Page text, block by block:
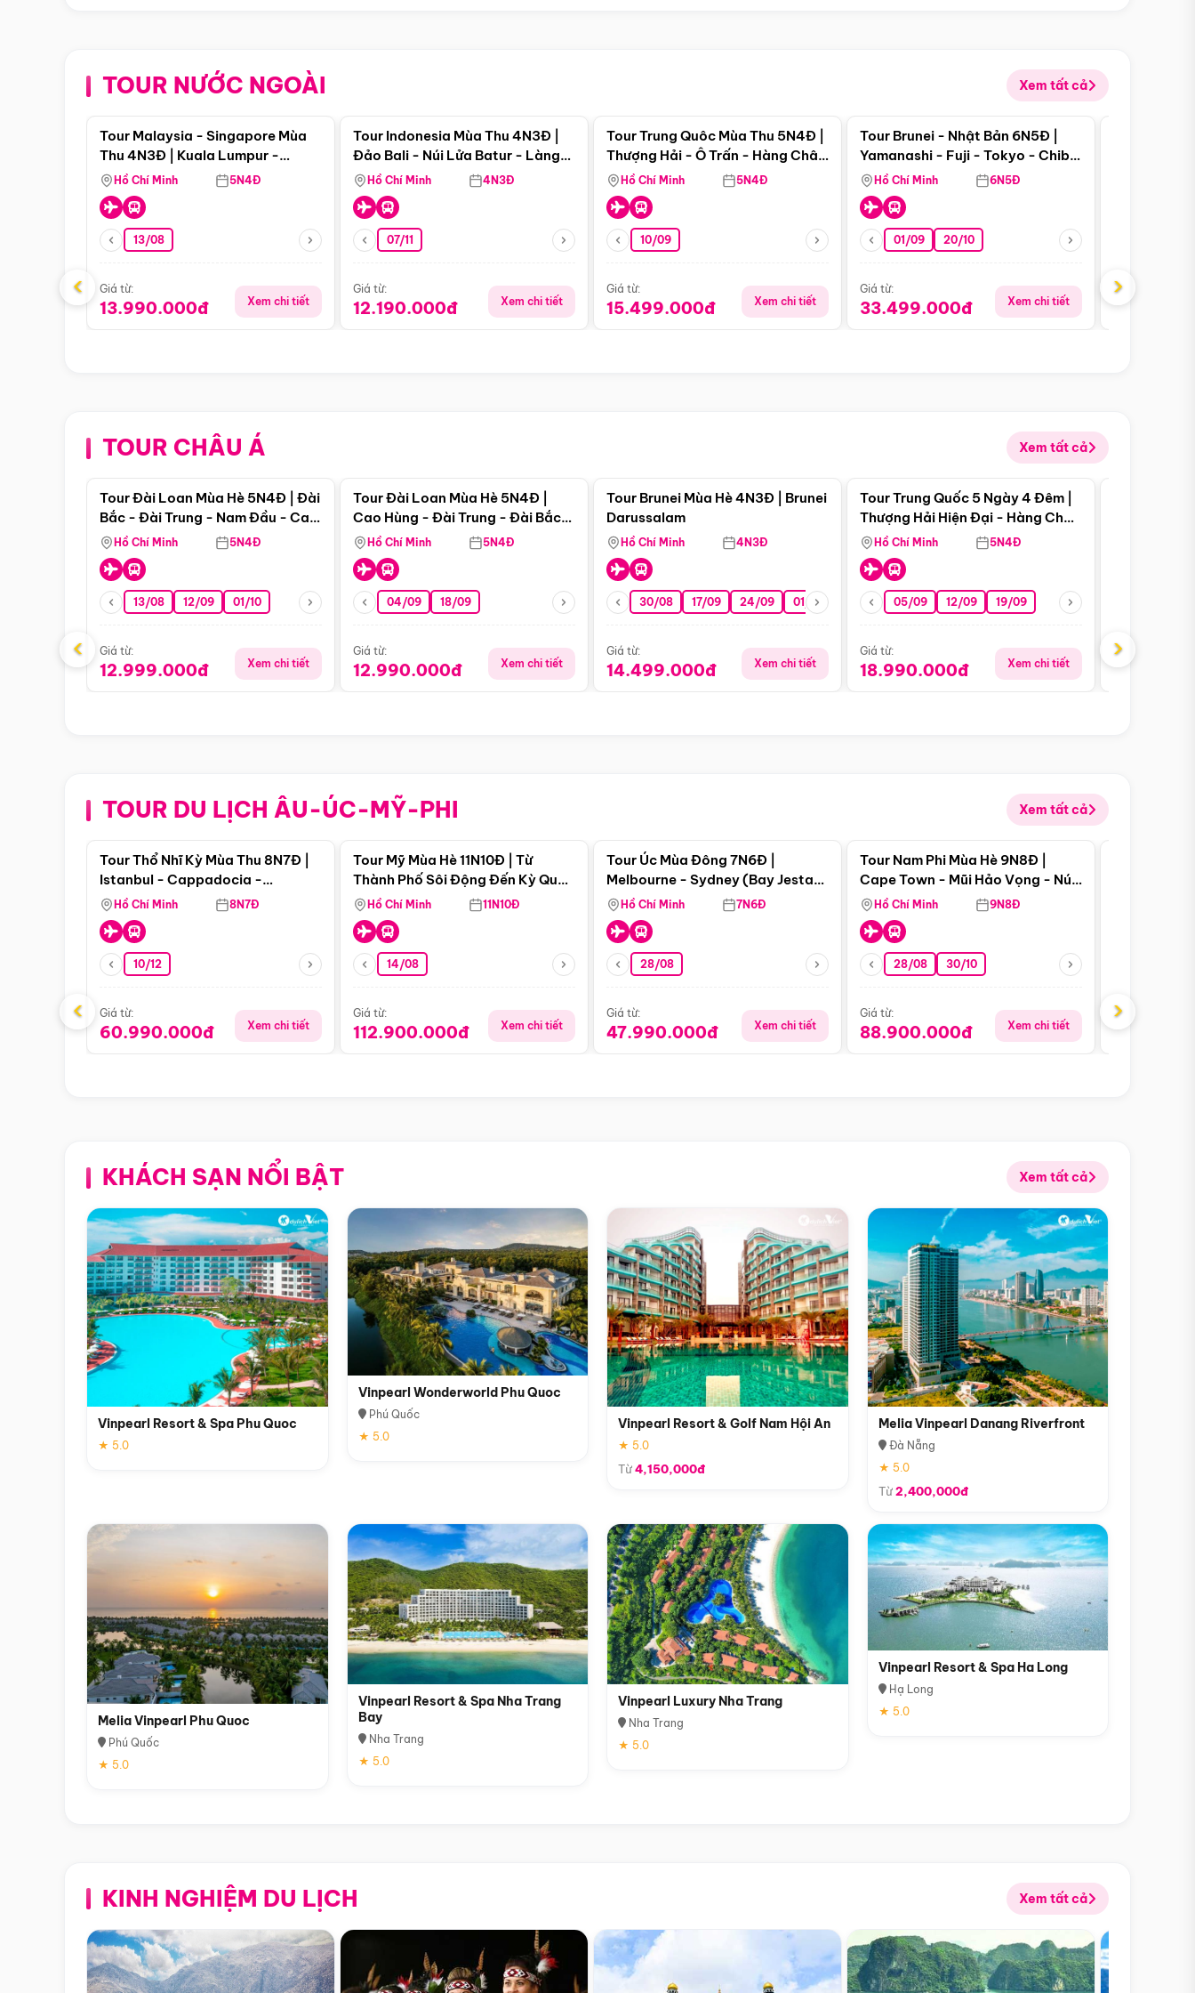
TOUR NƯỚC NGOÀI Xem tất cả
Điểm nổi bật
Tour Malaysia - Singapore Mùa
Thu 4N3Đ | Kuala Lumpur -
Malacca - Johor Baru -
Singapore
Hồ Chí Minh 5N4Đ
13/08
Giá từ:
13.990.000đ Xem chi tiết
Tour Indonesia Mùa Thu 4N3Đ |
Đảo Bali - Núi Lửa Batur - Làng
Penglipuran
Hồ Chí Minh 4N3Đ
07/11
Giá từ:
12.190.000đ Xem chi tiết
Tour Trung Quôc Mùa Thu 5N4Đ |
Thượng Hải - Ô Trấn - Hàng Châu
(Tour Không Shopping)
Hồ Chí Minh 5N4Đ
10/09
Giá từ:
15.499.000đ Xem chi tiết
Điểm nổi bật
Tour Brunei - Nhật Bản 6N5Đ |
Yamanashi - Fuji - Tokyo - Chiba
- Freeday
Hồ Chí Minh 6N5Đ
01/09 20/10
Giá từ:
33.499.000đ Xem chi tiết
Giá từ:
‹ ›
TOUR CHÂU Á Xem tất cả
Điểm nổi bật
Tour Đài Loan Mùa Hè 5N4Đ | Đài
Bắc - Đài Trung - Nam Đầu - Cao
Hùng ( Bay Vn)
Hồ Chí Minh 5N4Đ
13/08 12/09 01/10
Giá từ:
12.999.000đ Xem chi tiết
Tour Đài Loan Mùa Hè 5N4Đ |
Cao Hùng - Đài Trung - Đài Bắc
(Bay Vj)
Hồ Chí Minh 5N4Đ
04/09 18/09
Giá từ:
12.990.000đ Xem chi tiết
Tour Brunei Mùa Hè 4N3Đ | Brunei
Darussalam
Hồ Chí Minh 4N3Đ
30/08 17/09 24/09 01/10 15/10 29/10
Giá từ:
14.499.000đ Xem chi tiết
Điểm nổi bật
Tour Trung Quốc 5 Ngày 4 Đêm |
Thượng Hải Hiện Đại - Hàng Châu
Nên Thơ - Ô Trấn Cổ Kính
Hồ Chí Minh 5N4Đ
05/09 12/09 19/09
Giá từ:
18.990.000đ Xem chi tiết
Giá từ:
‹ ›
TOUR DU LỊCH ÂU-ÚC-MỸ-PHI Xem tất cả
Điểm nổi bật
Tour Thổ Nhĩ Kỳ Mùa Thu 8N7Đ |
Istanbul - Cappadocia -
Pamukkale
Hồ Chí Minh 8N7Đ
10/12
Giá từ:
60.990.000đ Xem chi tiết
Tour Mỹ Mùa Hè 11N10Đ | Từ
Thành Phố Sôi Động Đến Kỳ Quan
Thiên Nhiên Mỹ
Hồ Chí Minh 11N10Đ
14/08
Giá từ:
112.900.000đ Xem chi tiết
Tour Úc Mùa Đông 7N6Đ |
Melbourne - Sydney (Bay Jestar
Airways)
Hồ Chí Minh 7N6Đ
28/08
Giá từ:
47.990.000đ Xem chi tiết
Điểm nổi bật
Tour Nam Phi Mùa Hè 9N8Đ |
Cape Town - Mũi Hảo Vọng - Núi
Bàn - Johannesburg - Pretoria -
Safari - Lodge
Hồ Chí Minh 9N8Đ
28/08 30/10
Giá từ:
88.900.000đ Xem chi tiết
Giá từ:
‹ ›
KHÁCH SẠN NỔI BẬT Xem tất cả
Vinpearl Resort & Spa Phu Quoc
★ 5.0
Vinpearl Wonderworld Phu Quoc
Phú Quốc
★ 5.0
Vinpearl Resort & Golf Nam Hội An
★ 5.0
Từ4,150,000đ
Melia Vinpearl Danang Riverfront
Đà Nẵng
★ 5.0
Từ2,400,000đ
Melia Vinpearl Phu Quoc
Phú Quốc
★ 5.0
Vinpearl Resort & Spa Nha Trang
Bay
Nha Trang
★ 5.0
Vinpearl Luxury Nha Trang
Nha Trang
★ 5.0
Vinpearl Resort & Spa Ha Long
Hạ Long
★ 5.0
KINH NGHIỆM DU LỊCH Xem tất cả